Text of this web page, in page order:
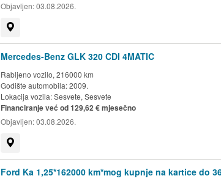
Objavljen:03.08.2026.
Mercedes-Benz GLK 320 CDI 4MATIC
Rabljeno vozilo, 216000 km
Godište automobila: 2009.
Lokacija vozila:Sesvete, Sesvete
Financiranje već od 129,62 € mjesečno
Objavljen:03.08.2026.
Ford Ka 1,25*162000 km*mog kupnje na kartice do